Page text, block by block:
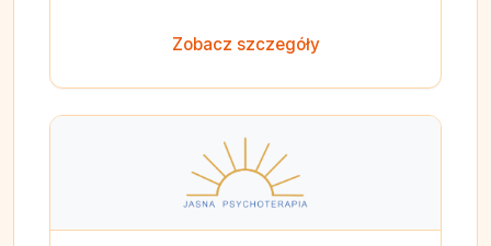
Zobacz szczegóły